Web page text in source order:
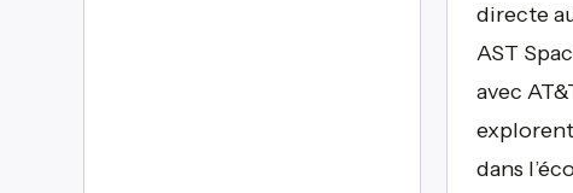
directe
AST
avec
dans